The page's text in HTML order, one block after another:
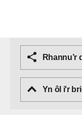
Rhannu’r
Yn ôl i'r